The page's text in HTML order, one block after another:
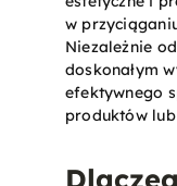
w
Niezależnie
doskonałym
efektywnego
produktów lub